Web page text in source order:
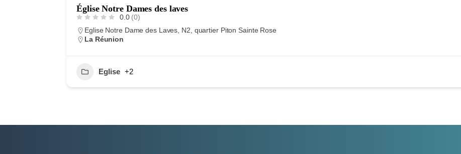
Église Notre Dames des laves
0.0 (0)
Eglise Notre Dame des Laves, N2, quartier Piton Sainte Rose
La Réunion
Eglise +2